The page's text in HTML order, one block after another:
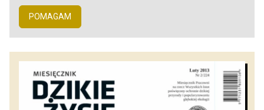
POMAGAM